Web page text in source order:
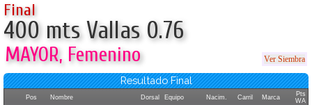
Final
400 mts Vallas 0.76
MAYOR, Femenino Ver Siembra
Resultado Final
Pos Nombre Dorsal Equipo Nacim. Carril Marca
Pts
WA